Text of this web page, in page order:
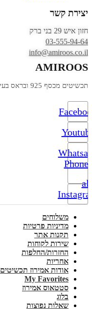
יצירת קשר
חזון איש 29 בני ברק
03-555-94-64
info@amiroos.co.il
AMIROOS
תכשיטים מכסף 925 ובראס בעיצובים ייחודיים, מעוצבים באהבה ובאיכות.
Phone-
alt
משלוחים
מדיניות פרטיות
תקנות אתר
שירות לקוחות
החזרות/החלפות
אחריות
אודות אמירוז תכשיטים
My Favorites
סטטאוס אמירוז
בלוג
שאלות נפוצות